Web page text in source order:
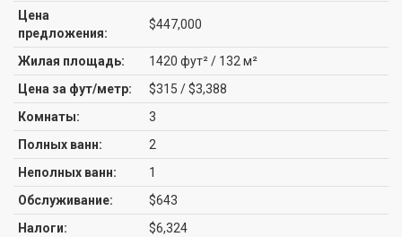
Цена
предложения:
$447,000
Жилая площадь:
1420 фут² / 132 м²
Цена за фут/метр:
$315 / $3,388
Комнаты:
3
Полных ванн:
2
Неполных ванн:
1
Обслуживание:
$643
Налоги:
$6,324